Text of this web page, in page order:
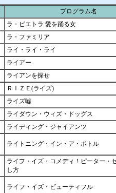
プログラム名
ラ・ピエトラ 愛を踊る女
ラ・ファミリア
ライ・ライ・ライ
ライアー
ライアンを探せ
ＲＩＺＥ(ライズ)
ライズ嘘
ライダウン・ウィズ・ドッグス
ライディング・ジャイアンツ
ライトニング・イン・ア・ボトル
ライフ・イズ・コメディ！ピーター・
し方
ライフ・イズ・ビューティフル